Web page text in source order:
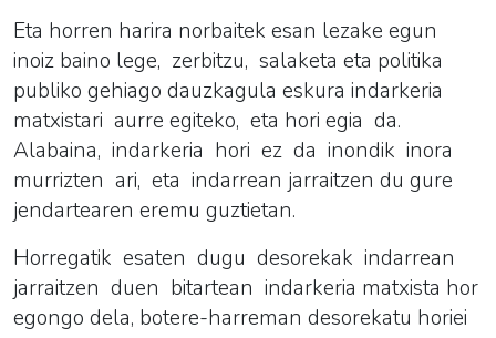
Eta horren harira norbaitek esan lezake egun
inoiz baino lege, zerbitzu, salaketa eta politika
publiko gehiago dauzkagula eskura indarkeria
matxistari aurre egiteko, eta hori egia da.
Alabaina, indarkeria hori ez da inondik inora
murrizten ari, eta indarrean jarraitzen du gure
jendartearen eremu guztietan.
Horregatik esaten dugu desorekak indarrean
jarraitzen duen bitartean indarkeria matxista hor
egongo dela, botere-harreman desorekatu horiei